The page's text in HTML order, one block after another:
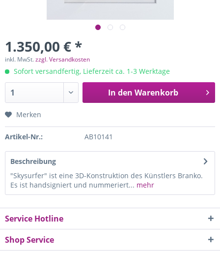
1.350,00 € *
inkl. MwSt.zzgl. Versandkosten
Sofort versandfertig, Lieferzeit ca. 1-3 Werktage
In den Warenkorb
Merken
Artikel-Nr.: AB10141
Beschreibung
"Skysurfer" ist eine 3D-Konstruktion des Künstlers Branko.
Es ist handsigniert und nummeriert... mehr
Service Hotline
Shop Service